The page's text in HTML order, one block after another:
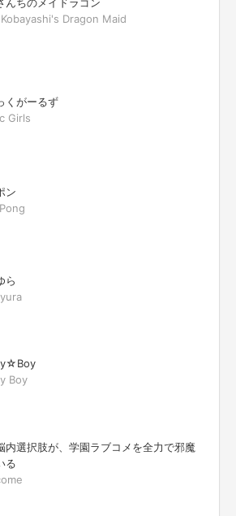
Dragon Maid
くがーるず
Girls
ン
ら
Boy
内選択肢が、学園ラブコメを全力で邪魔
る